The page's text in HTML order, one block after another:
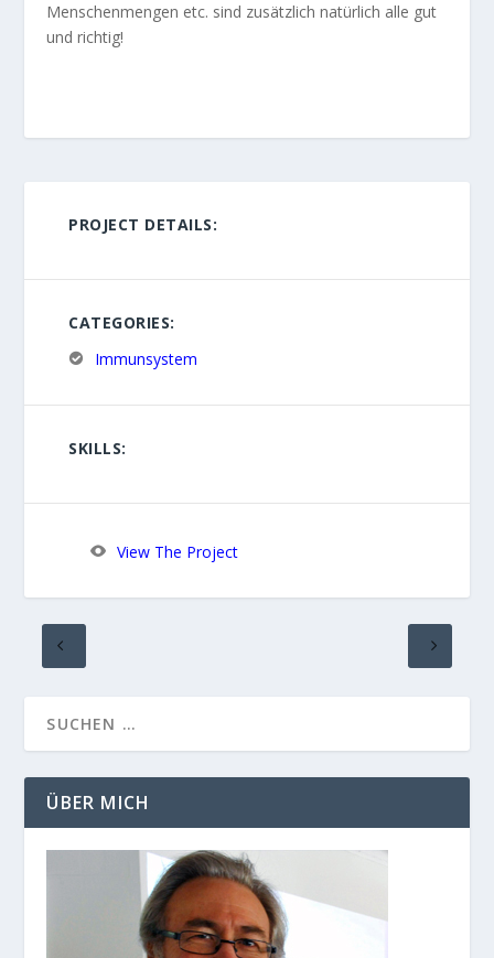
Menschenmengen etc. sind zusätzlich natürlich alle gut
und richtig!
PROJECT DETAILS:
CATEGORIES:
Immunsystem
SKILLS:
View The Project
ÜBER MICH